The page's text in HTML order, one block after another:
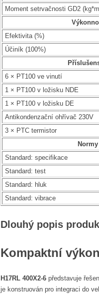
Moment setrvačnosti GD2
Efektivita (%)
Účiník (100%)
6 × PT100 ve vinutí
1 × PT100 v ložisku NDE
1 × PT100 v ložisku DE
Antikondenzační ohřívač 230V
3 × PTC termistor
Normy
Standard: specifikace
Standard: test
Standard: hluk
Standard: vibrace
Dlouhý popis
Kompaktní
H17RL 400X2-6 představuje
je konstruován pro integraci do